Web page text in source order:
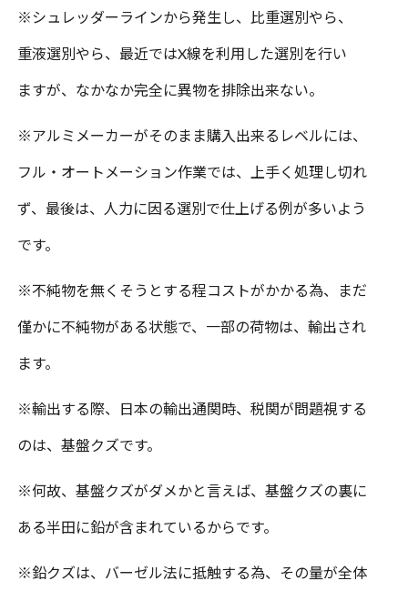
※シュレッダーラインから発生し、比重選別やら、
重液選別やら、最近ではX線を利用した選別を行い
ますが、なかなか完全に異物を排除出来ない。
※アルミメーカーがそのまま購入出来るレベルには、
フル・オートメーション作業では、上手く処理し切れ
ず、最後は、人力に因る選別で仕上げる例が多いよう
です。
※不純物を無くそうとする程コストがかかる為、まだ
僅かに不純物がある状態で、一部の荷物は、輸出され
ます。
※輸出する際、日本の輸出通関時、税関が問題視する
のは、基盤クズです。
※何故、基盤クズがダメかと言えば、基盤クズの裏に
ある半田に鉛が含まれているからです。
※鉛クズは、バーゼル法に抵触する為、その量が全体